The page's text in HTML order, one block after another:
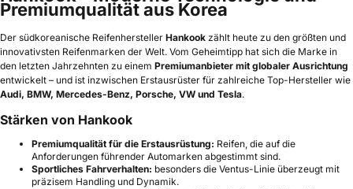
Premiumqualität aus Korea
Der südkoreanische Reifenhersteller Hankook zählt heute zu den größten und
innovativsten Reifenmarken der Welt. Vom Geheimtipp hat sich die Marke in
den letzten Jahrzehnten zu einem Premiumanbieter mit globaler Ausrichtung
entwickelt – und ist inzwischen Erstausrüster für zahlreiche Top-Hersteller wie
Audi, BMW, Mercedes-Benz, Porsche, VW und Tesla.
Stärken von Hankook
Premiumqualität für die Erstausrüstung: Reifen, die auf die
Anforderungen führender Automarken abgestimmt sind.
Sportliches Fahrverhalten: besonders die Ventus-Linie überzeugt mit
präzisem Handling und Dynamik.